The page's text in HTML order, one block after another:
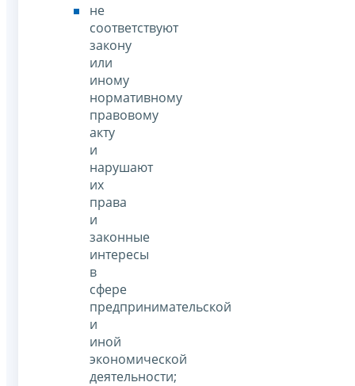
не
соответствуют
закону
или
иному
нормативному
правовому
акту
и
нарушают
их
права
и
законные
интересы
в
сфере
предпринимательской
и
иной
экономической
деятельности;